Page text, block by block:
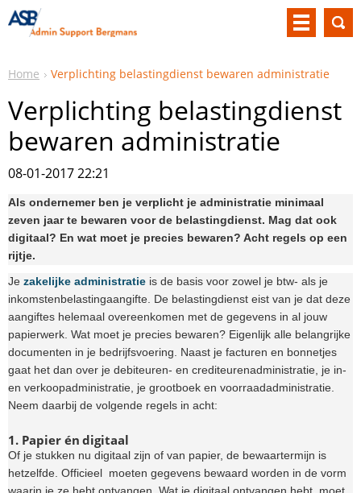
Home Verplichting belastingdienst bewaren administratie
Verplichting belastingdienst
bewaren administratie
08-01-2017 22:21
Als ondernemer ben je verplicht je administratie minimaal
zeven jaar te bewaren voor de belastingdienst. Mag dat ook
digitaal? En wat moet je precies bewaren? Acht regels op een
rijtje.
Je zakelijke administratie is de basis voor zowel je btw- als je
inkomstenbelastingaangifte. De belastingdienst eist van je dat deze
aangiftes helemaal overeenkomen met de gegevens in al jouw
papierwerk. Wat moet je precies bewaren? Eigenlijk alle belangrijke
documenten in je bedrijfsvoering. Naast je facturen en bonnetjes
gaat het dan over je debiteuren- en crediteurenadministratie, je in-
en verkoopadministratie, je grootboek en voorraadadministratie.
Neem daarbij de volgende regels in acht:
1. Papier én digitaal
Of je stukken nu digitaal zijn of van papier, de bewaartermijn is
hetzelfde. Officieel moeten gegevens bewaard worden in de vorm